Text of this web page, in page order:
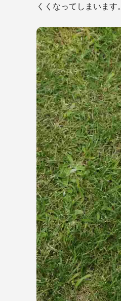
くくなってしまいます。